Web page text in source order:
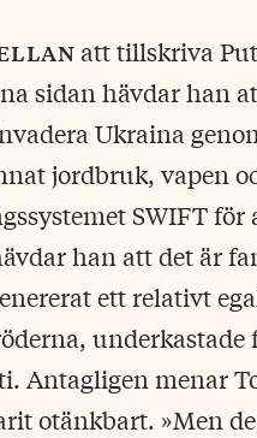
att tillskriva
sidan hävdar han
Ukraina
jordbruk, vapen
SWIFT
han att det är
ett relativt
Antagligen menar
otänkbart. »Men